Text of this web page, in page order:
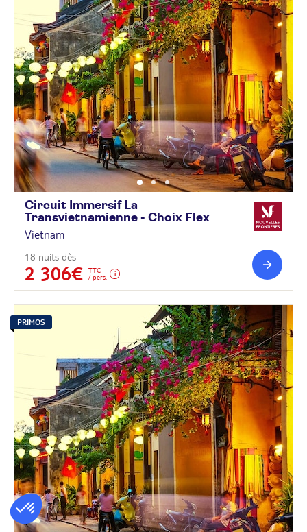
Circuit Immersif La
Transvietnamienne - Choix Flex
Vietnam
18 nuits dès
2 306€
TTC
/ pers.
PRIMOS